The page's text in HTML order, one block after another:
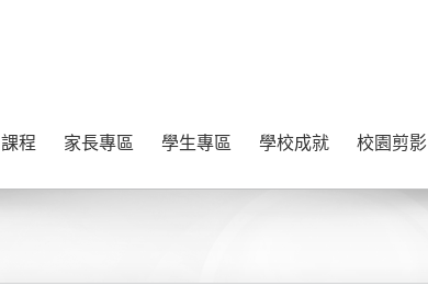
課程 家長專區 學生專區 學校成就 校園剪影